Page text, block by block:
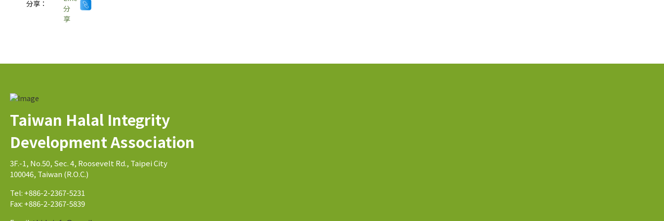
分享：
Taiwan Halal Integrity
Development Association
3F.-1, No.50, Sec. 4, Roosevelt Rd., Taipei City
100046, Taiwan (R.O.C.)
Tel: +886-2-2367-5231
Fax: +886-2-2367-5839